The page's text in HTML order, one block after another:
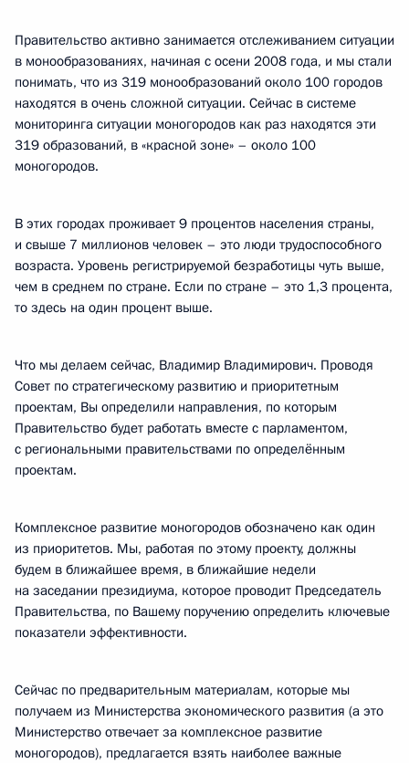
Правительство активно занимается отслеживанием ситуации
в монообразованиях, начиная с осени 2008 года, и мы стали
понимать, что из 319 монообразований около 100 городов
находятся в очень сложной ситуации. Сейчас в системе
мониторинга ситуации моногородов как раз находятся эти
319 образований, в «красной зоне» – около 100
моногородов.
В этих городах проживает 9 процентов населения страны,
и свыше 7 миллионов человек – это люди трудоспособного
возраста. Уровень регистрируемой безработицы чуть выше,
чем в среднем по стране. Если по стране – это 1,3 процента,
то здесь на один процент выше.
Что мы делаем сейчас, Владимир Владимирович. Проводя
Совет по стратегическому развитию и приоритетным
проектам, Вы определили направления, по которым
Правительство будет работать вместе с парламентом,
с региональными правительствами по определённым
проектам.
Комплексное развитие моногородов обозначено как один
из приоритетов. Мы, работая по этому проекту, должны
будем в ближайшее время, в ближайшие недели
на заседании президиума, которое проводит Председатель
Правительства, по Вашему поручению определить ключевые
показатели эффективности.
Сейчас по предварительным материалам, которые мы
получаем из Министерства экономического развития (а это
Министерство отвечает за комплексное развитие
моногородов), предлагается взять наиболее важные